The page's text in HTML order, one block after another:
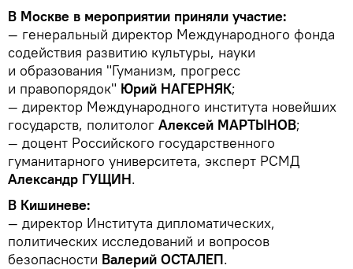
В Москве в мероприятии приняли участие:
— генеральный директор Международного фонда
содействия развитию культуры, науки
и образования "Гуманизм, прогресс
и правопорядок" Юрий НАГЕРНЯК;
— директор Международного института новейших
государств, политолог Алексей МАРТЫНОВ;
— доцент Российского государственного
гуманитарного университета, эксперт РСМД
Александр ГУЩИН.
В Кишиневе:
— директор Института дипломатических,
политических исследований и вопросов
безопасности Валерий ОСТАЛЕП.